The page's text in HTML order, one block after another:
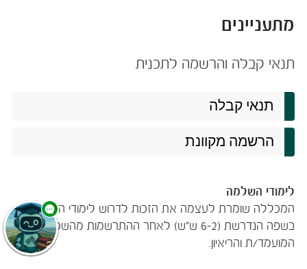
מתעניינים
​​​​​​​​תנאי קבלה והרשמה לתכנית
תנאי קבלה
הרשמה מקוונת
לימודי השלמה
המכללה שומרת לעצמה את הזכות לדרוש לימודי השלמה
בשפה הנדרשת (6-2 ש"ש) לאחר ההתרשמות מהשכלת
המועמד/ת והריאיון.